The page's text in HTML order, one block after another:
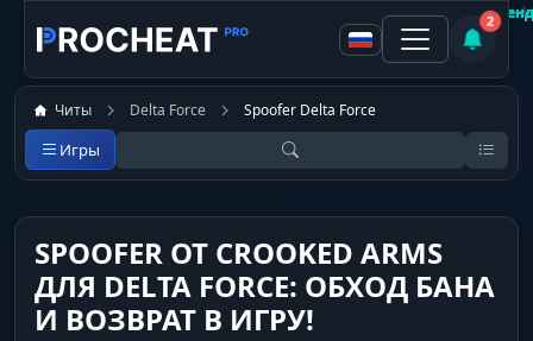
2
Читы Delta Force Spoofer Delta Force
Игры
SPOOFER ОТ CROOKED ARMS
ДЛЯ DELTA FORCE: ОБХОД БАНА
И ВОЗВРАТ В ИГРУ!
★ ★ ★ ★
Не